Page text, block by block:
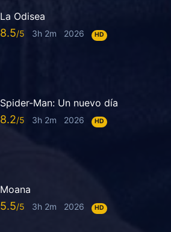
La Odisea
8.5 3h 2m 2026 HD
Spider-Man: Un nuevo día
8.2 3h 2m 2026 HD
Moana
5.5 3h 2m 2026 HD